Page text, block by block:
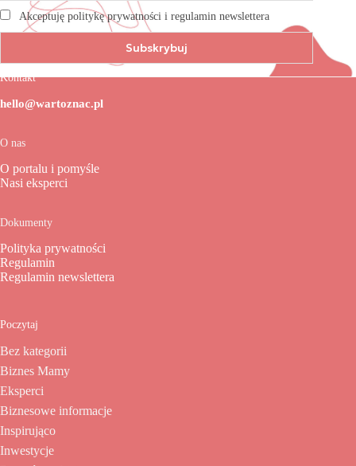
Akceptuję politykę prywatności i regulamin newslettera
Kontakt
hello@wartoznac.pl
O nas
O portalu i pomyśle
Nasi eksperci
Dokumenty
Polityka prywatności
Regulamin
Regulamin newslettera
Poczytaj
Bez kategorii
Biznes Mamy
Eksperci
Biznesowe informacje
Inspirująco
Inwestycje